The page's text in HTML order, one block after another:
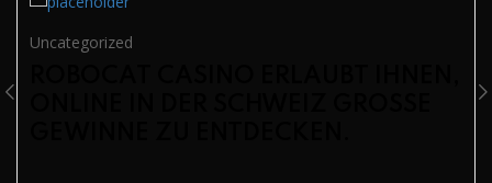
Uncategorized